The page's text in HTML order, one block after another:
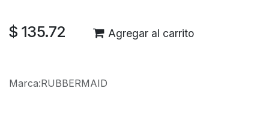
$ 135.72 Agregar al carrito
Marca:RUBBERMAID